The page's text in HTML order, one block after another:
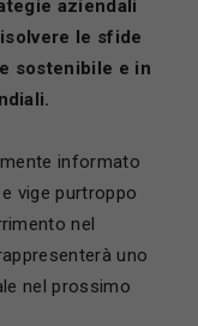
aziendali
le sfide
sostenibile e in
informato
vige purtroppo
nel
uno
nel prossimo